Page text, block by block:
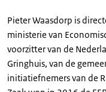
Pieter Waasdorp is
ministerie van
voorzitter van de
Gringhuis, van de
initiatiefnemers van de